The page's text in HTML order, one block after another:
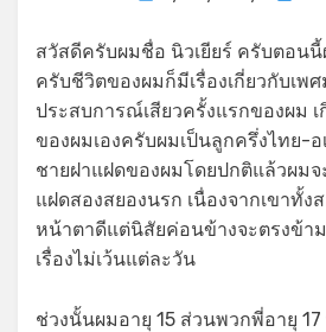
สวัสดีครับผมชื่อ นิวเยียร์ ครับตอน
ครับชีวิตของผมก็มีเรื่องเกี่ยวกับเพ
ประสบการณ์เสียวครั้งแรกของผม
ของผมเองครับผมเป็นลูกครึ่งไทย-อ
ชายฝาแฝดของผมโดยปกติแล้วผมจ
แฝดสองสยองนรก เนื่องจากเขาทั้
หน้าตาดีแต่นิสัยค่อนข้างจะตรงข้า
เรื่องไม่เว้นแต่ละวัน
ช่วงนั้นผมอายุ 15 ส่วนพวกพี่อายุ